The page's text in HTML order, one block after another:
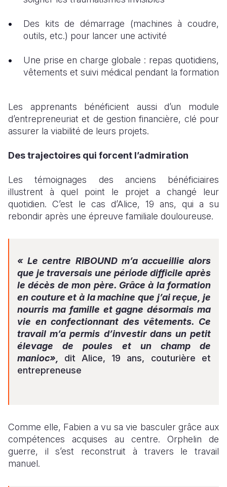
Des kits de démarrage (machines à coudre,
outils, etc.) pour lancer une activité
Une prise en charge globale : repas quotidiens,
vêtements et suivi médical pendant la formation
Les apprenants bénéficient aussi d’un module
d’entrepreneuriat et de gestion financière, clé pour
assurer la viabilité de leurs projets.
Des trajectoires qui forcent l’admiration
Les témoignages des anciens bénéficiaires
illustrent à quel point le projet a changé leur
quotidien. C’est le cas d’Alice, 19 ans, qui a su
rebondir après une épreuve familiale douloureuse.
« Le centre RIBOUND m’a accueillie alors
que je traversais une période difficile après
le décès de mon père. Grâce à la formation
en couture et à la machine que j’ai reçue, je
nourris ma famille et gagne désormais ma
vie en confectionnant des vêtements. Ce
travail m’a permis d’investir dans un petit
élevage de poules et un champ de
manioc», dit
Alice, 19 ans, couturière et
entrepreneuse
Comme elle, Fabien a vu sa vie basculer grâce aux
compétences acquises au centre. Orphelin de
guerre, il s’est reconstruit à travers le travail
manuel.